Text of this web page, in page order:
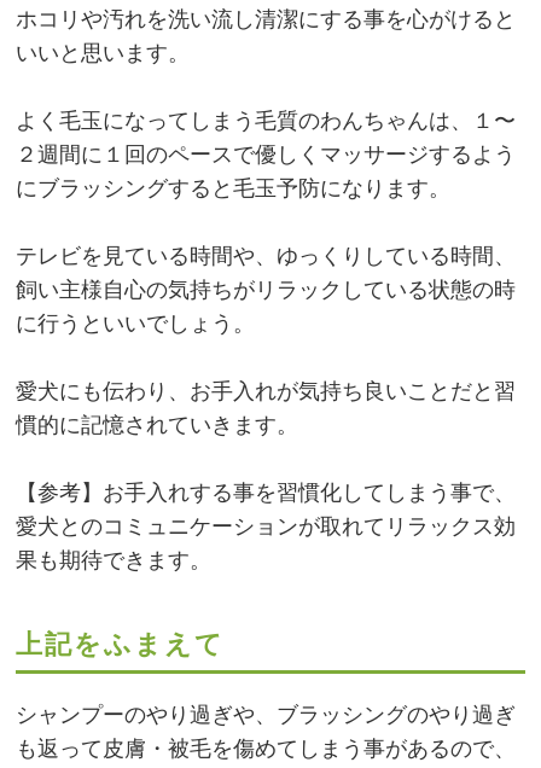
ホコリや汚れを洗い流し清潔にする事を心がけると
いいと思います。
よく毛玉になってしまう毛質のわんちゃんは、１〜
２週間に１回のペースで優しくマッサージするよう
にブラッシングすると毛玉予防になります。
テレビを見ている時間や、ゆっくりしている時間、
飼い主様自心の気持ちがリラックしている状態の時
に行うといいでしょう。
愛犬にも伝わり、お手入れが気持ち良いことだと習
慣的に記憶されていきます。
【参考】お手入れする事を習慣化してしまう事で、
愛犬とのコミュニケーションが取れてリラックス効
果も期待できます。
上記をふまえて
シャンプーのやり過ぎや、ブラッシングのやり過ぎ
も返って皮膚・被毛を傷めてしまう事があるので、